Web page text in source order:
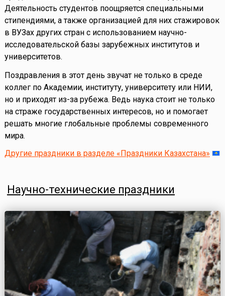
Деятельность студентов поощряется специальными
стипендиями, а также организацией для них стажировок
в ВУЗах других стран с использованием научно-
исследовательской базы зарубежных институтов и
университетов.
Поздравления в этот день звучат не только в среде
коллег по Академии, институту, университету или НИИ,
но и приходят из-за рубежа. Ведь наука стоит не только
на страже государственных интересов, но и помогает
решать многие глобальные проблемы современного
мира.
Другие праздники в разделе «Праздники Казахстана»
Научно-технические праздники